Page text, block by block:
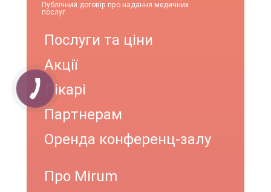
Публічний договір про надання медичних
послуг
Послуги та ціни
Акції
Лікарі
Партнерам
Оренда конференц-залу
Про Mirum